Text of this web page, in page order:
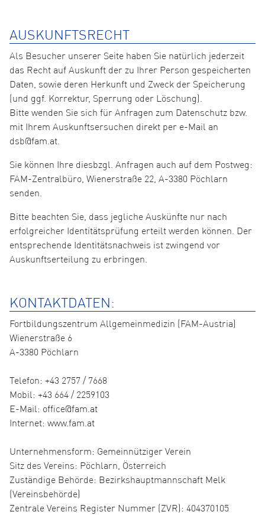
AUSKUNFTSRECHT
Als Besucher unserer Seite haben Sie natürlich jederzeit
das Recht auf Auskunft der zu Ihrer Person gespeicherten
Daten, sowie deren Herkunft und Zweck der Speicherung
(und ggf. Korrektur, Sperrung oder Löschung).
Bitte wenden Sie sich für Anfragen zum Datenschutz bzw.
mit Ihrem Auskunftsersuchen direkt per e-Mail an
dsb@fam.at.
Sie können Ihre diesbzgl. Anfragen auch auf dem Postweg:
FAM-Zentralbüro, Wienerstraße 22, A-3380 Pöchlarn
senden.
Bitte beachten Sie, dass jegliche Auskünfte nur nach
erfolgreicher Identitätsprüfung erteilt werden können. Der
entsprechende Identitätsnachweis ist zwingend vor
Auskunftserteilung zu erbringen.
KONTAKTDATEN:
Fortbildungszentrum Allgemeinmedizin (FAM-Austria)
Wienerstraße 6
A-3380 Pöchlarn
Telefon: +43 2757 / 7668
Mobil: +43 664 / 2259103
E-Mail: office@fam.at
Internet: www.fam.at
Unternehmensform: Gemeinnütziger Verein
Sitz des Vereins: Pöchlarn, Österreich
Zuständige Behörde: Bezirkshauptmannschaft Melk
(Vereinsbehörde)
Zentrale Vereins Register Nummer (ZVR): 404370105